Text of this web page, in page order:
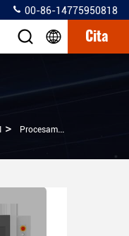
00-86-14775950818
Cita
> Procesamiento De Imágenes Máquina SMT AOI Para Inspección Precisa De Obleas